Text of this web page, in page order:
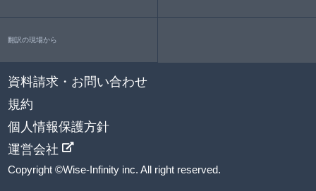
翻訳の現場から
資料請求・お問い合わせ
規約
個人情報保護方針
運営会社
Copyright ©Wise-Infinity inc. All right reserved.